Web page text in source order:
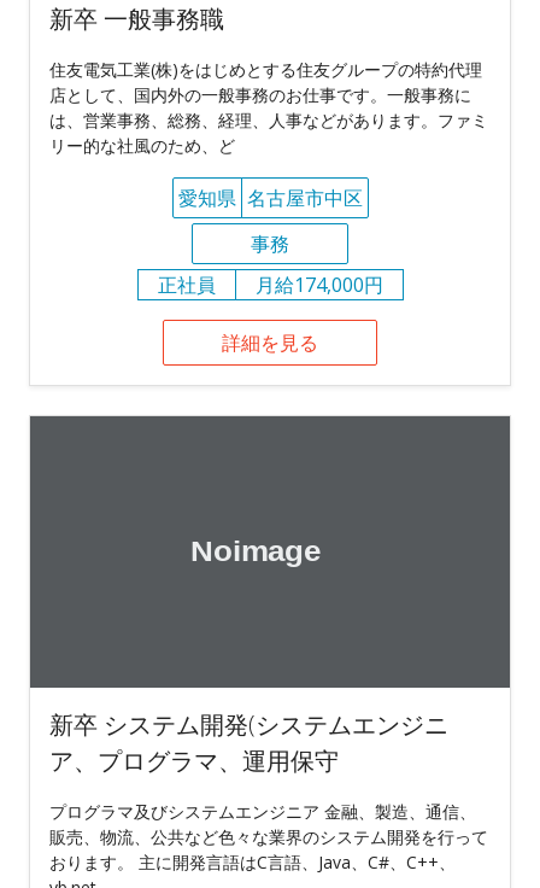
新卒 一般事務職
住友電気工業(株)をはじめとする住友グループの特約代理
店として、国内外の一般事務のお仕事です。一般事務に
は、営業事務、総務、経理、人事などがあります。ファミ
リー的な社風のため、ど
愛知県 名古屋市中区
事務
正社員
月給174,000円
詳細を見る
新卒 システム開発(システムエンジニ
ア、プログラマ、運用保守
プログラマ及びシステムエンジニア 金融、製造、通信、
販売、物流、公共など色々な業界のシステム開発を行って
おります。 主に開発言語はC言語、Java、C#、C++、